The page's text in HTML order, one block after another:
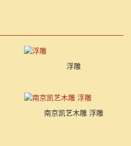
浮雕
南京凯艺木雕 浮雕